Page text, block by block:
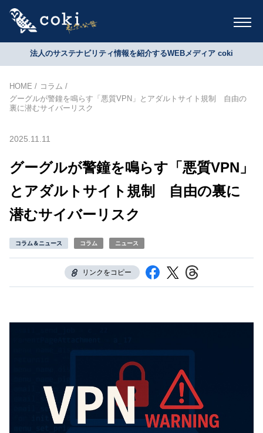
法人のサステナビリティ情報を紹介するWEBメディア coki
HOME
コラム
グーグルが警鐘を鳴らす「悪質VPN」とアダルトサイト規制 自由の
裏に潜むサイバーリスク
2025.11.11
グーグルが警鐘を鳴らす「悪質VPN」
とアダルトサイト規制 自由の裏に
潜むサイバーリスク
コラム＆ニュース コラム ニュース
リンクをコピー